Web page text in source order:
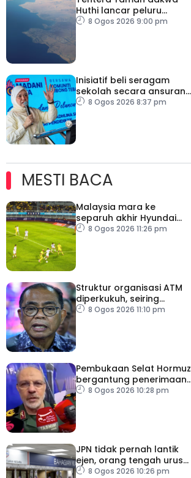
Huthi lancar peluru
berpandu ke arah Laut
8 Ogos 2026 9:00 pm
Inisiatif beli seragam
sekolah secara ansuran
ringankan beban ibu
8 Ogos 2026 8:37 pm
MESTI BACA
Malaysia mara ke
separuh akhir Hyundai
ASEAN Cup
8 Ogos 2026 11:26 pm
Struktur organisasi ATM
diperkukuh, seiring
pemodenan aset
8 Ogos 2026 11:10 pm
Pembukaan Selat Hormuz
bergantung penerimaan
AS – IRGC
8 Ogos 2026 10:28 pm
JPN tidak pernah lantik
ejen, orang tengah urus
dokumentasi
8 Ogos 2026 10:26 pm